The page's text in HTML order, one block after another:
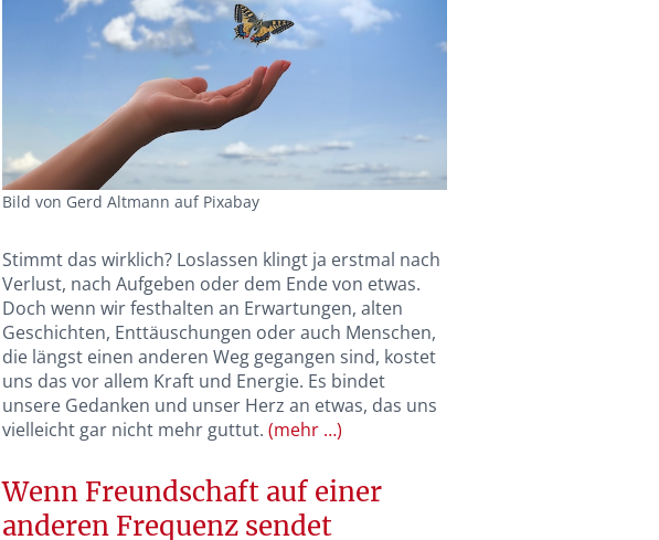
Bild von Gerd Altmann auf Pixabay
Stimmt das wirklich? Loslassen klingt ja erstmal nach
Verlust, nach Aufgeben oder dem Ende von etwas.
Doch wenn wir festhalten an Erwartungen, alten
Geschichten, Enttäuschungen oder auch Menschen,
die längst einen anderen Weg gegangen sind, kostet
uns das vor allem Kraft und Energie. Es bindet
unsere Gedanken und unser Herz an etwas, das uns
vielleicht gar nicht mehr guttut. (mehr …)
Wenn Freundschaft auf einer
anderen Frequenz sendet